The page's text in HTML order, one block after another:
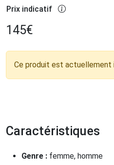
Prix indicatif
145€
Ce produit est actuellement
Caractéristiques
Genre : femme, homme